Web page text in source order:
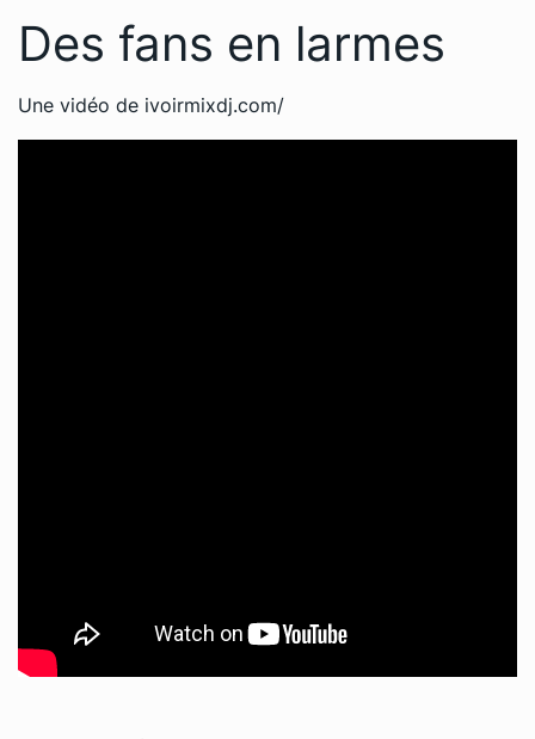
Des fans en larmes
Une vidéo de ivoirmixdj.com/